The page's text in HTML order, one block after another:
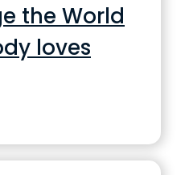
the World
loves